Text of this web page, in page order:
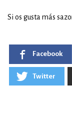
Si os gusta más
Facebook
Twitter